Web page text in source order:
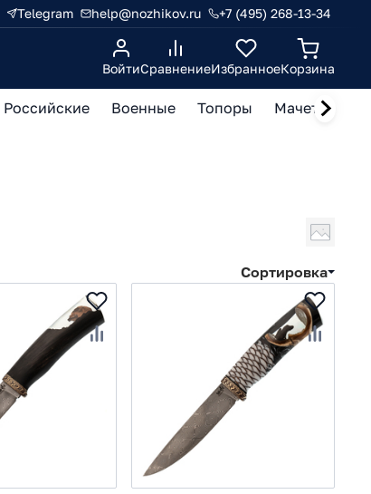
Telegram help@nozhikov.ru +7 (495) 268-13-34
ВойтиСравнениеИзбранноеКорзина
Российские Военные Топоры Мачете,
Сортировка